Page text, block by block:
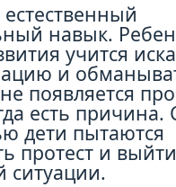
навык.
учится
и
появляется
есть причина.
дети пытаются
протест и
ситуации.